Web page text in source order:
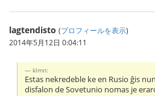
lagtendisto (プロフィールを表示)
2014年5月12日 0:04:11
klmn:
Estas nekredeble ke en Rusio ĝis
disfalon de Sovetunio nomas je